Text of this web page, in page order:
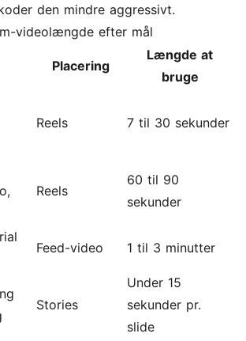
den mindre aggressivt.
videolængde efter mål
Placering
Længde at
bruge
Reels 7 til 30 sekunder
Reels
60 til 90
sekunder
Feed-video 1 til 3 minutter
Stories
Under 15
sekunder pr.
slide